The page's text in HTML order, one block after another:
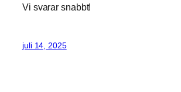
Vi svarar snabbt!
juli 14, 2025